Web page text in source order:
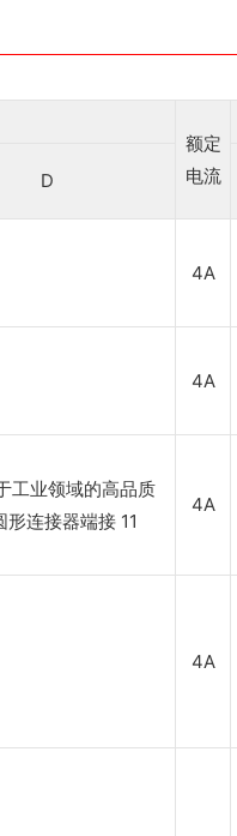
额定
电流
D
4A
4A
4A
4A